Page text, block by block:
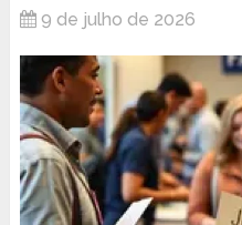
9 de julho de 2026